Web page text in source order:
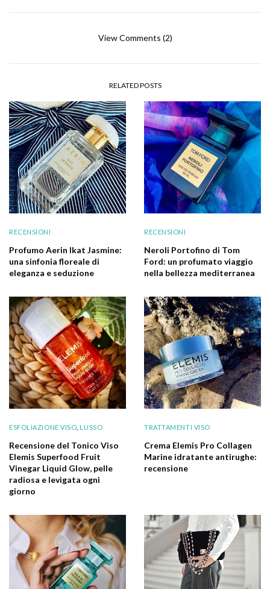
View Comments (2)
RELATED POSTS
RECENSIONI
Profumo Aerin Ikat Jasmine:
una sinfonia floreale di
eleganza e seduzione
RECENSIONI
Neroli Portofino di Tom
Ford: un profumato viaggio
nella bellezza mediterranea
ESFOLIAZIONE VISO, LUSSO
Recensione del Tonico Viso
Elemis Superfood Fruit
Vinegar Liquid Glow, pelle
radiosa e levigata ogni
giorno
TRATTAMENTI VISO
Crema Elemis Pro Collagen
Marine idratante antirughe:
recensione